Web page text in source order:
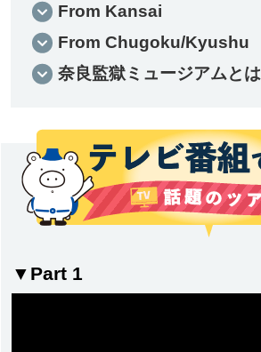
From Kansai
From Chugoku/Kyushu
奈良監獄ミュージアムとは
▼Part 1